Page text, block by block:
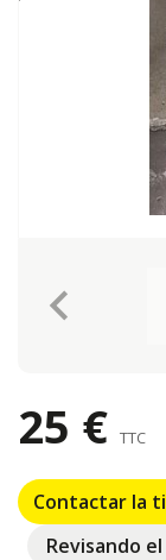
keyboard_arrow_left
25 € TTC
Contactar la
Revisando